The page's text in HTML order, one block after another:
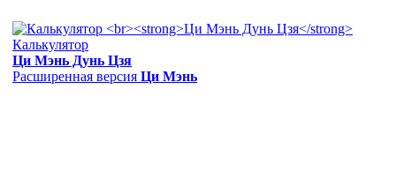
Калькулятор
Ци Мэнь Дунь Цзя
Расширенная версия Ци Мэнь